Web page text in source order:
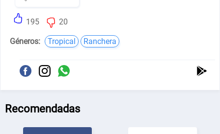
195 20
Géneros: Tropical Ranchera
Recomendadas